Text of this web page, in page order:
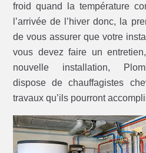
froid quand la température
l’arrivée de l’hiver donc, la
de vous assurer que votre
vous devez faire un
nouvelle installation,
dispose de chauffagistes
travaux qu’ils pourront